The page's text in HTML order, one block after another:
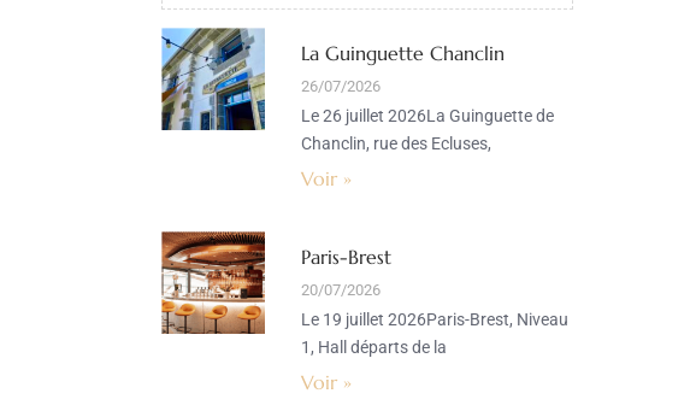
La Guinguette Chanclin
26/07/2026
Le 26 juillet 2026La Guinguette de
Chanclin, rue des Ecluses,
Voir »
Paris-Brest
20/07/2026
Le 19 juillet 2026Paris-Brest, Niveau
1, Hall départs de la
Voir »